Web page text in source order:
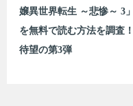
嬢異世界転生 ～悲惨～ 3」
を無料で読む方法を調査！
待望の第3弾